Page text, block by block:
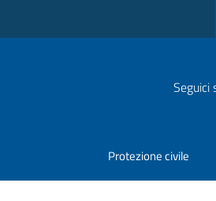
Seguici
Protezione civile